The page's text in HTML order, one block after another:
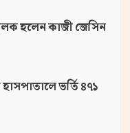
হলেন কাজী জেসিন
হাসপাতালে ভর্তি ৪৭১